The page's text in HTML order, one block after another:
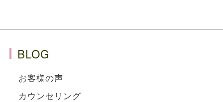
BLOG
お客様の声
カウンセリング